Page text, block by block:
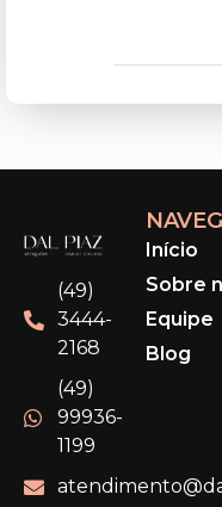
(49)
3444-
2168
(49)
99936-
1199
Início
Sobre
Equipe
Blog